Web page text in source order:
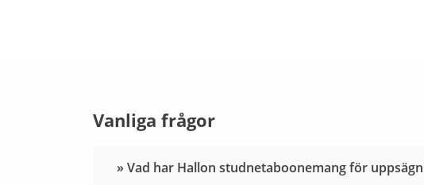
Vanliga frågor
» Vad har Hallon studnetaboonemang för